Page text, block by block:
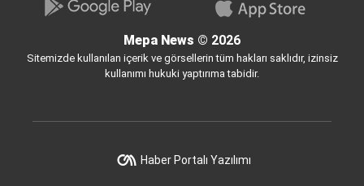
Mepa News © 2026
Sitemizde kullanılan içerik ve görsellerin tüm hakları saklıdır, izinsiz
kullanımı hukuki yaptırıma tabidir.
Haber Portalı Yazılımı